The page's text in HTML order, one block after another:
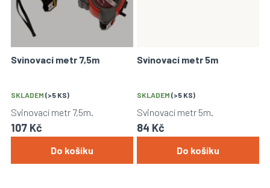
Svinovací metr 7,5m
SKLADEM (>5 KS)
107 Kč
Do košíku
Svinovací metr 7,5m.
Svinovací metr 5m
SKLADEM (>5 KS)
84 Kč
Do košíku
Svinovací metr 5m.